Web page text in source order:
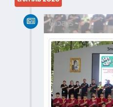
สิงหาคม 2026
ข่าวสาร